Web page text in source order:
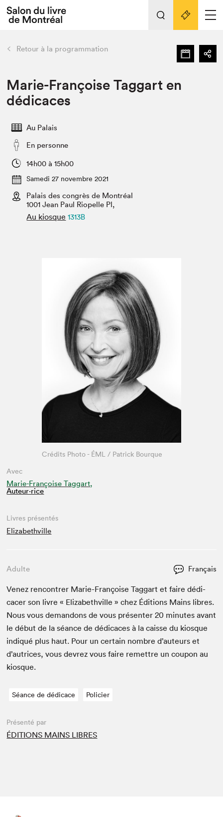
Espace exposant⋅e⋅s
Espace enseignant·e·s
L'événement
Préparer sa visite au Salon
SLM PRO
retour Nos activités
Préparer sa visite
Salon au Palais
Salon dans la ville et en ligne
Projets partenaires
Liens pratiques
Retour à la programmation
Marie-Françoise Taggart en
dédicaces
Au Palais
En personne
14h00 à 15h00
Samedi 27 novembre 2021
Palais des congrès de Montréal
1001 Jean Paul Riopelle Pl,
Au kiosque 1313B
Avec
Marie-Françoise Taggart,
Auteur·rice
Crédits Photo - ÉML / Patrick Bourque
Livres présentés
Elizabethville
Adulte Français
Venez ren­con­tr­er Marie-Françoise Tag­gart et faire dédi­
cac­er son livre « Eliz­a­bethville » chez Édi­tions Mains libres.
Nous vous deman­dons de vous présen­ter20 min­utes avant
le début de la séance de dédi­caces à la caisse du kiosque
indiqué plus haut. Pour un cer­tain nom­bre d’auteurs et
d’autrices, vous devrez vous faire remet­tre un coupon au
kiosque.
Séance de dédicace Policier
Présenté par
ÉDITIONS MAINS LIBRES